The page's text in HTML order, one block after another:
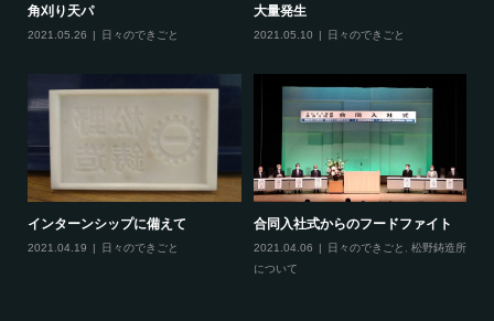
角刈り天パ
2021.05.26 日々のできごと
大量発生
2021.05.10 日々のできごと
インターンシップに備えて
2021.04.19 日々のできごと
合同入社式からのフードファイト
2021.04.06 日々のできごと , 松野鋳造所
について